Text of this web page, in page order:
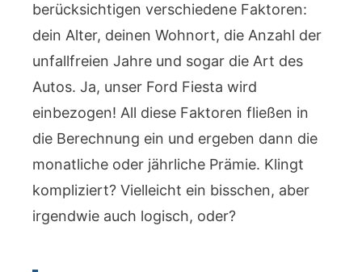
berücksichtigen verschiedene Faktoren:
dein Alter, deinen Wohnort, die Anzahl der
unfallfreien Jahre und sogar die Art des
Autos. Ja, unser Ford Fiesta wird
einbezogen! All diese Faktoren fließen in
die Berechnung ein und ergeben dann die
monatliche oder jährliche Prämie. Klingt
kompliziert? Vielleicht ein bisschen, aber
irgendwie auch logisch, oder?